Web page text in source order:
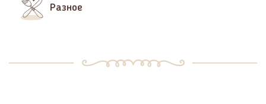
Разное